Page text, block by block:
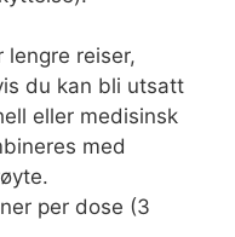
lengre reiser,
du kan bli utsatt
eller medisinsk
med
per dose (3